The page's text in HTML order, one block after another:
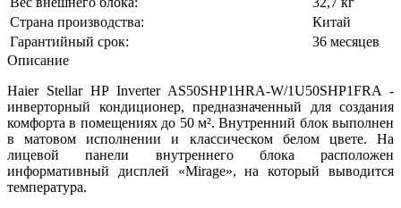
Страна производства:
Китай
Гарантийный срок:
36 месяцев
Описание
Haier Stellar HP Inverter AS50SHP1HRA-W/1U50SHP1FRA -
инверторный кондиционер, предназначенный для создания
комфорта в помещениях до 50 м². Внутренний блок выполнен
в матовом исполнении и классическом белом цвете. На
лицевой панели внутреннего блока расположен
информативный дисплей «Mirage», на который выводится
температура.